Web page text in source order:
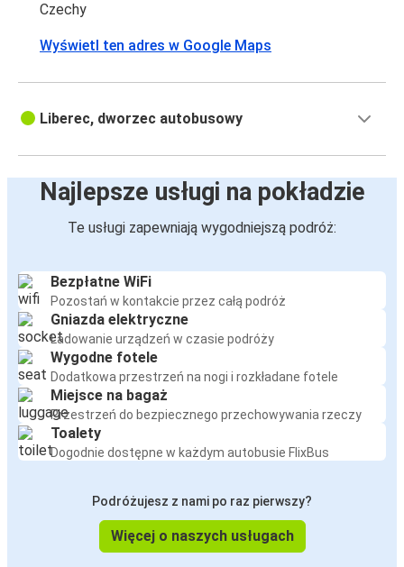
Czechy
Wyświetl ten adres w Google Maps
Liberec, dworzec autobusowy
Najlepsze usługi na pokładzie
Te usługi zapewniają wygodniejszą podróż:
Bezpłatne WiFi
Pozostań w kontakcie przez całą podróż
Gniazda elektryczne
Ładowanie urządzeń w czasie podróży
Wygodne fotele
Dodatkowa przestrzeń na nogi i rozkładane fotele
Miejsce na bagaż
Przestrzeń do bezpiecznego przechowywania rzeczy
Toalety
Dogodnie dostępne w każdym autobusie FlixBus
Podróżujesz z nami po raz pierwszy?
Więcej o naszych usługach